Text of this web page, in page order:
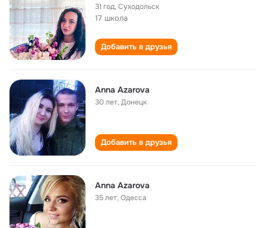
31 год,Суходольск
17 школа
Добавить в друзья
Anna Azarova
30 лет,Донецк
Добавить в друзья
Anna Azarova
35 лет,Одесса